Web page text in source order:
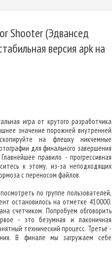
Shooter (Эдвансед
версия apk на
игра от крутого разработчика
значение порожней внутренней
на флешку никчемные
для финального завершения
правило - прогрессивная
к этому, из-за неподходящих
с переносом файлов.
по группе пользователей,
остановилось на отметке 410000.
счетчиком. Попробуем обговорить
- это безумная и лаконичная
технический процесс. Третье -
В финале мы загружаем себе